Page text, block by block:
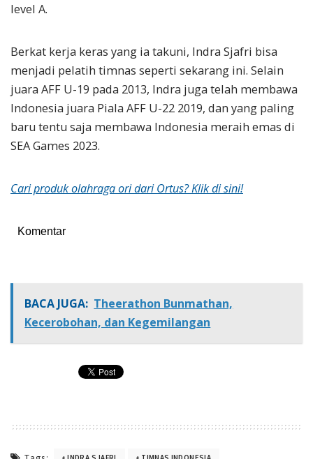
level A.
Berkat kerja keras yang ia takuni, Indra Sjafri bisa
menjadi pelatih timnas seperti sekarang ini. Selain
juara AFF U-19 pada 2013, Indra juga telah membawa
Indonesia juara Piala AFF U-22 2019, dan yang paling
baru tentu saja membawa Indonesia meraih emas di
SEA Games 2023.
Cari produk olahraga ori dari Ortus? Klik di sini!
Komentar
BACA JUGA: Theerathon Bunmathan,
Kecerobohan, dan Kegemilangan